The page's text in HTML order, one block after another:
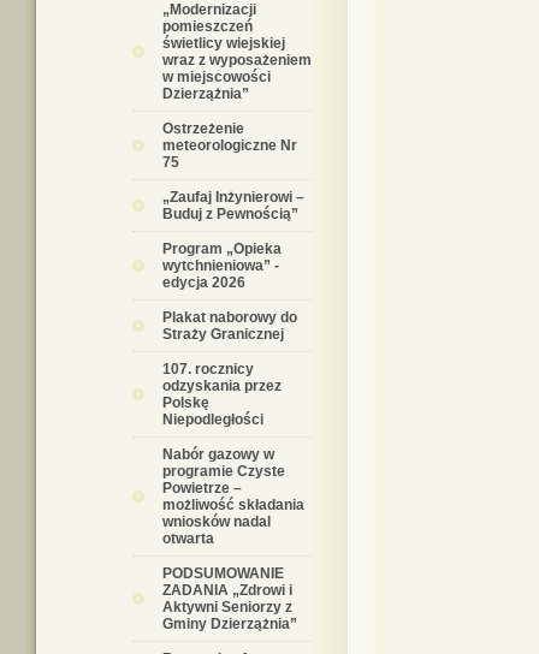
„Modernizacji
pomieszczeń
świetlicy wiejskiej
wraz z wyposażeniem
w miejscowości
Dzierzążnia”
Ostrzeżenie
meteorologiczne Nr
75
„Zaufaj Inżynierowi –
Buduj z Pewnością”
Program „Opieka
wytchnieniowa” -
edycja 2026
Plakat naborowy do
Straży Granicznej
107. rocznicy
odzyskania przez
Polskę
Niepodległości
Nabór gazowy w
programie Czyste
Powietrze –
możliwość składania
wniosków nadal
otwarta
PODSUMOWANIE
ZADANIA „Zdrowi i
Aktywni Seniorzy z
Gminy Dzierzążnia”